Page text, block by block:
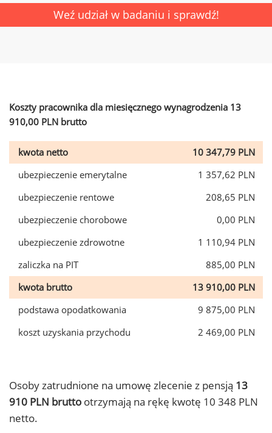
Weź udział w badaniu i sprawdź!
Koszty pracownika dla miesięcznego wynagrodzenia 13
910,00 PLN brutto
kwota netto
10 347,79 PLN
ubezpieczenie emerytalne
1 357,62 PLN
ubezpieczenie rentowe
208,65 PLN
ubezpieczenie chorobowe
0,00 PLN
ubezpieczenie zdrowotne
1 110,94 PLN
zaliczka na PIT
885,00 PLN
kwota brutto
13 910,00 PLN
podstawa opodatkowania
9 875,00 PLN
koszt uzyskania przychodu
2 469,00 PLN
Osoby zatrudnione na umowę zlecenie z pensją 13
910 PLN brutto otrzymają na rękę kwotę 10 348 PLN
netto.